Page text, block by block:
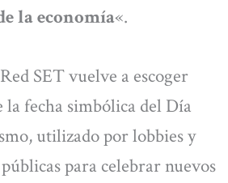
la economía«.
SET vuelve a escoger
la fecha simbólica del Día
utilizado por lobbies y
para celebrar nuevos